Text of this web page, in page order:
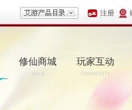
注册
修仙商城
MALL
玩家互动
COMMUNITY